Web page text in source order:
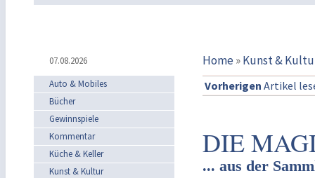
07.08.2026 Home»Kunst &
Auto & Mobiles
Bücher
Gewinnspiele
Kommentar
Küche & Keller
Kunst & Kultur
Vorherigen Artikel
DIE
... aus der